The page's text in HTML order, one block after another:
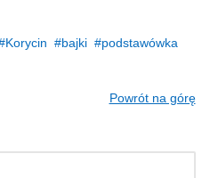
Korycin bajki
podstawówka
Powrót na górę